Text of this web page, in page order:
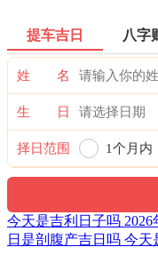
赴任
忌：白虎须用 麒麟符制
1时-3时 己丑时： 沖羊
宜：修造 盖屋 移徙 安
口
忌：赴任 出行
3时-5时 庚寅时： 沖猴
宜：祈福 求嗣 订婚 嫁
提车吉日 八字
姓 名
生 日
择日范围 1个月内
今天是吉利日子吗
日是剖腹产吉日吗 今天